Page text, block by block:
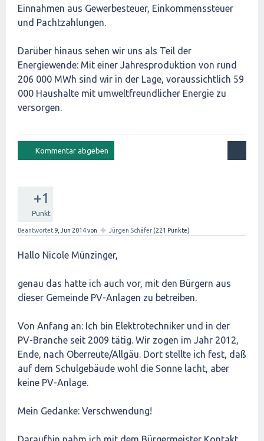
Einnahmen aus Gewerbesteuer, Einkommenssteuer
und Pachtzahlungen.
Darüber hinaus sehen wir uns als Teil der
Energiewende: Mit einer Jahresproduktion von rund
206 000 MWh sind wir in der Lage, voraussichtlich 59
000 Haushalte mit umweltfreundlicher Energie zu
versorgen.
+1
Punkt
Beantwortet 9, Jun 2014von ✦ Jürgen Schäfer (221 Punkte)
Hallo Nicole Münzinger,
genau das hatte ich auch vor, mit den Bürgern aus
dieser Gemeinde PV-Anlagen zu betreiben.
Von Anfang an: Ich bin Elektrotechniker und in der
PV-Branche seit 2009 tätig. Wir zogen im Jahr 2012,
Ende, nach Oberreute/Allgäu. Dort stellte ich fest, daß
auf dem Schulgebäude wohl die Sonne lacht, aber
keine PV-Anlage.
Mein Gedanke: Verschwendung!